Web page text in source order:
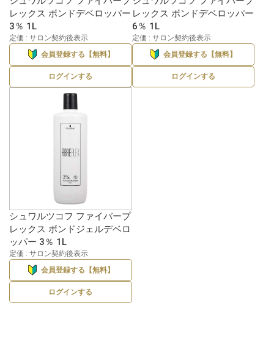
レックス ボンドデベロッパー
3％ 1L
定価 : サロン契約後表示
会員登録する【無料】
ログインする
レックス ボンドデベロッパー
6％ 1L
定価 : サロン契約後表示
会員登録する【無料】
ログインする
シュワルツコフ ファイバープ
レックス ボンドジェルデベロ
ッパー 3％ 1L
定価 : サロン契約後表示
会員登録する【無料】
ログインする